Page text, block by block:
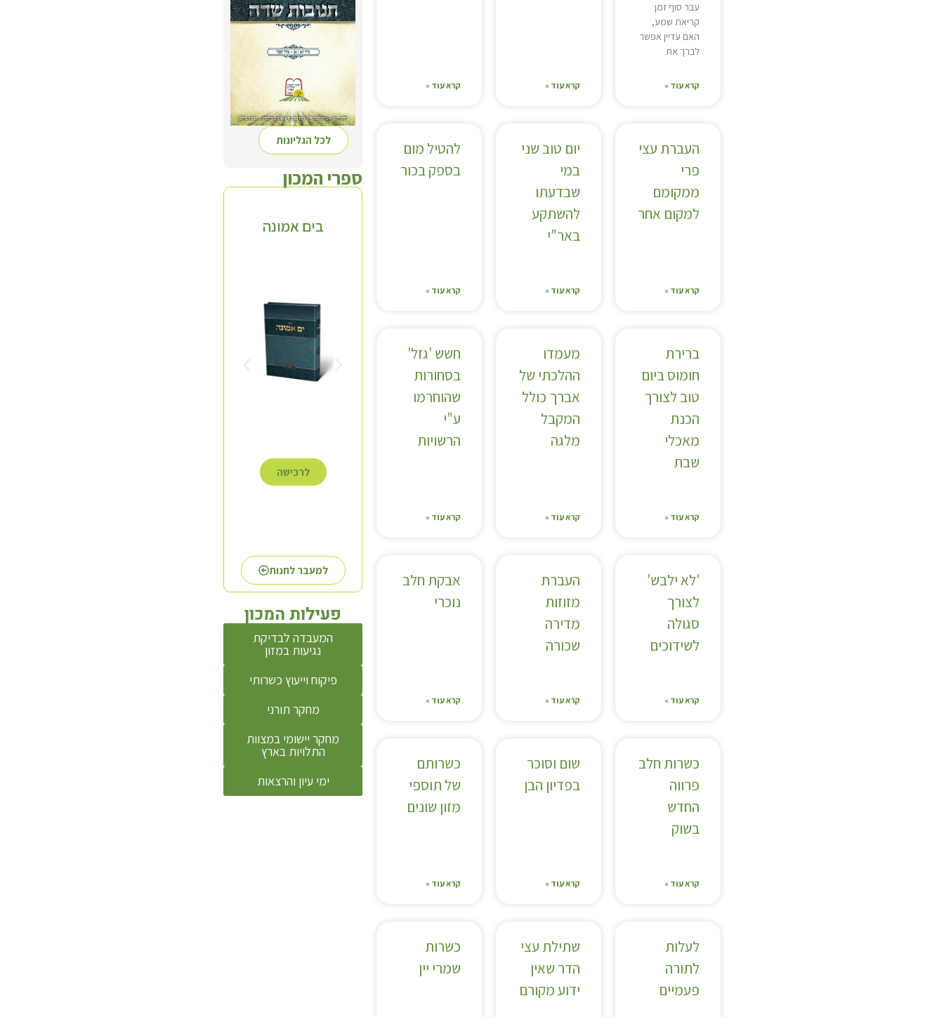
עבר סוף זמן
קריאת שמע,
האם עדיין אפשר
לברך את
קרא עוד » קרא עוד » קרא עוד »
העברת עצי
פרי
ממקומם
למקום אחר
קרא עוד »
יום טוב שני
במי
שבדעתו
להשתקע
באר"י
קרא עוד »
להטיל מום
בספק בכור
קרא עוד »
ברירת
חומוס ביום
טוב לצורך
הכנת
מאכלי
שבת
קרא עוד »
מעמדו
ההלכתי של
אברך כולל
המקבל
מלגה
קרא עוד »
חשש 'גזל'
בסחורות
שהוחרמו
ע"י
הרשויות
קרא עוד »
'לא ילבש'
לצורך
סגולה
לשידוכים
קרא עוד »
העברת
מזוזות
מדירה
שכורה
קרא עוד »
אבקת חלב
נוכרי
קרא עוד »
כשרות חלב
פרווה
החדש
בשוק
קרא עוד »
שום וסוכר
בפדיון הבן
קרא עוד »
כשרותם
של תוספי
מזון שונים
קרא עוד »
לעלות
לתורה
פעמיים
שתילת עצי
הדר שאין
ידוע מקורם
כשרות
שמרי יין
לכל הגליונות
ספרי המכון
בים אמונה
לרכישה
למעבר לחנות
פעילות המכון
המעבדה לבדיקת
נגיעות במזון
פיקוח וייעוץ כשרותי
מחקר תורני
מחקר יישומי במצוות
התלויות בארץ
ימי עיון והרצאות